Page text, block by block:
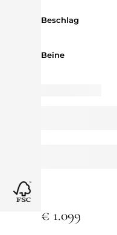
Beschlag
Beine
€ 1.099